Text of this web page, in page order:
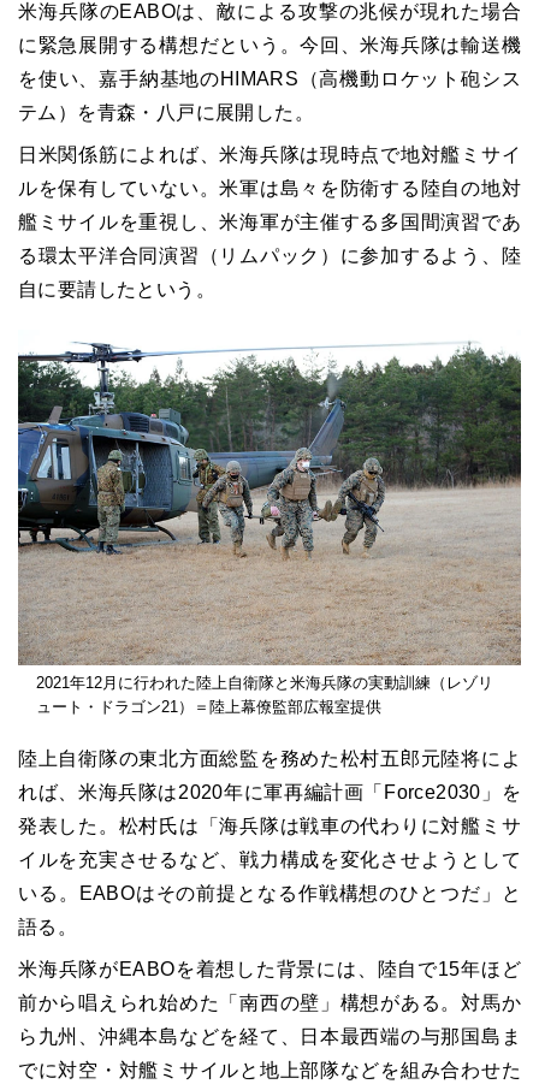
米海兵隊のEABOは、敵による攻撃の兆候が現れた場合
に緊急展開する構想だという。今回、米海兵隊は輸送機
を使い、嘉手納基地のHIMARS（高機動ロケット砲シス
テム）を青森・八戸に展開した。
日米関係筋によれば、米海兵隊は現時点で地対艦ミサイ
ルを保有していない。米軍は島々を防衛する陸自の地対
艦ミサイルを重視し、米海軍が主催する多国間演習であ
る環太平洋合同演習（リムパック）に参加するよう、陸
自に要請したという。
2021年12月に行われた陸上自衛隊と米海兵隊の実動訓練（レゾリ
ュート・ドラゴン21）＝陸上幕僚監部広報室提供
陸上自衛隊の東北方面総監を務めた松村五郎元陸将によ
れば、米海兵隊は2020年に軍再編計画「Force2030」を
発表した。松村氏は「海兵隊は戦車の代わりに対艦ミサ
イルを充実させるなど、戦力構成を変化させようとして
いる。EABOはその前提となる作戦構想のひとつだ」と
語る。
米海兵隊がEABOを着想した背景には、陸自で15年ほど
前から唱えられ始めた「南西の壁」構想がある。対馬か
ら九州、沖縄本島などを経て、日本最西端の与那国島ま
でに対空・対艦ミサイルと地上部隊などを組み合わせた